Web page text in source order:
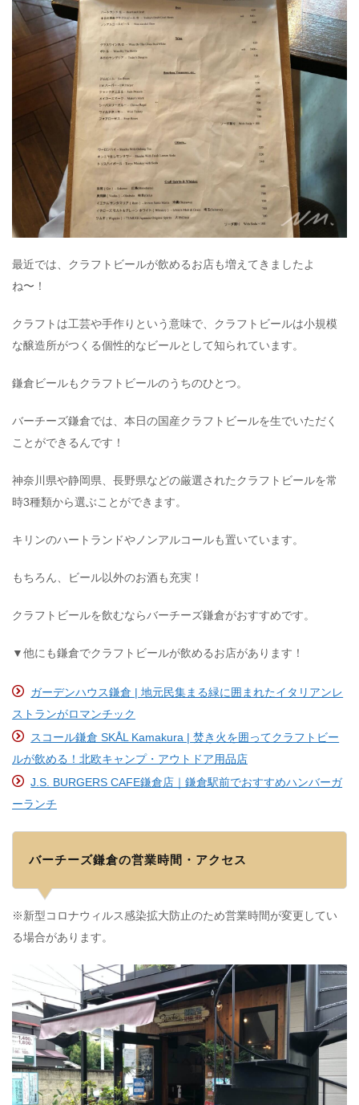
最近では、クラフトビールが飲めるお店も増えてきましたよ
ね〜！
クラフトは工芸や手作りという意味で、クラフトビールは小規模
な醸造所がつくる個性的なビールとして知られています。
鎌倉ビールもクラフトビールのうちのひとつ。
バーチーズ鎌倉では、本日の国産クラフトビールを生でいただく
ことができるんです！
神奈川県や静岡県、長野県などの厳選されたクラフトビールを常
時3種類から選ぶことができます。
キリンのハートランドやノンアルコールも置いています。
もちろん、ビール以外のお酒も充実！
クラフトビールを飲むならバーチーズ鎌倉がおすすめです。
▼他にも鎌倉でクラフトビールが飲めるお店があります！
ガーデンハウス鎌倉 | 地元民集まる緑に囲まれたイタリアンレ
ストランがロマンチック
スコール鎌倉 SKÅL Kamakura | 焚き火を囲ってクラフトビー
ルが飲める！北欧キャンプ・アウトドア用品店
J.S. BURGERS CAFE鎌倉店｜鎌倉駅前でおすすめハンバーガ
ーランチ
バーチーズ鎌倉の営業時間・アクセス
※新型コロナウィルス感染拡大防止のため営業時間が変更してい
る場合があります。